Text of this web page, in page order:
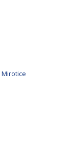
Mirotice